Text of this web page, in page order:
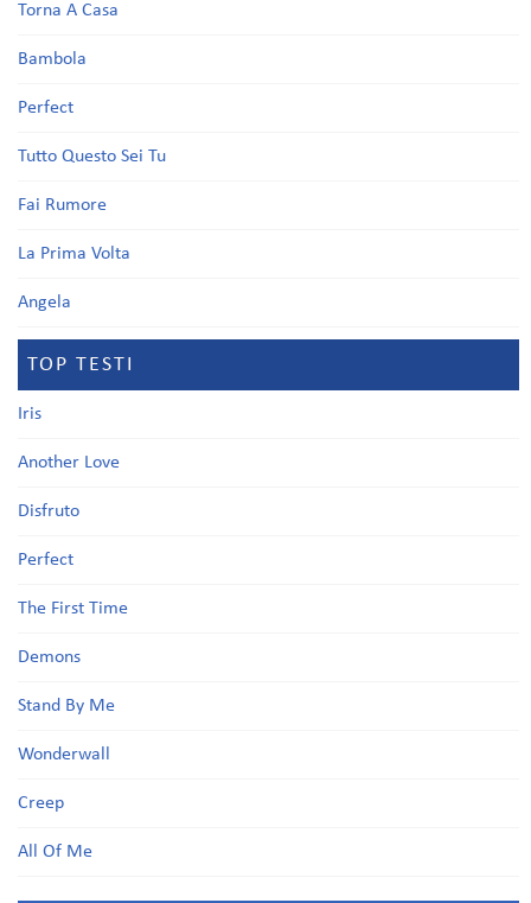
Torna A Casa
Bambola
Perfect
Tutto Questo Sei Tu
Fai Rumore
La Prima Volta
Angela
TOP TESTI
Iris
Another Love
Disfruto
Perfect
The First Time
Demons
Stand By Me
Wonderwall
Creep
All Of Me